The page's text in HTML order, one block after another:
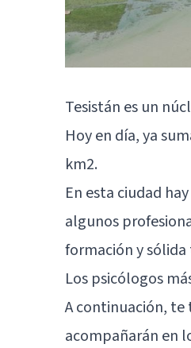
Tesistán es un
Hoy en día, ya
km2.
En esta ciudad
algunos
formación y
Los psicólogos
A continuación, te
acompañarán en